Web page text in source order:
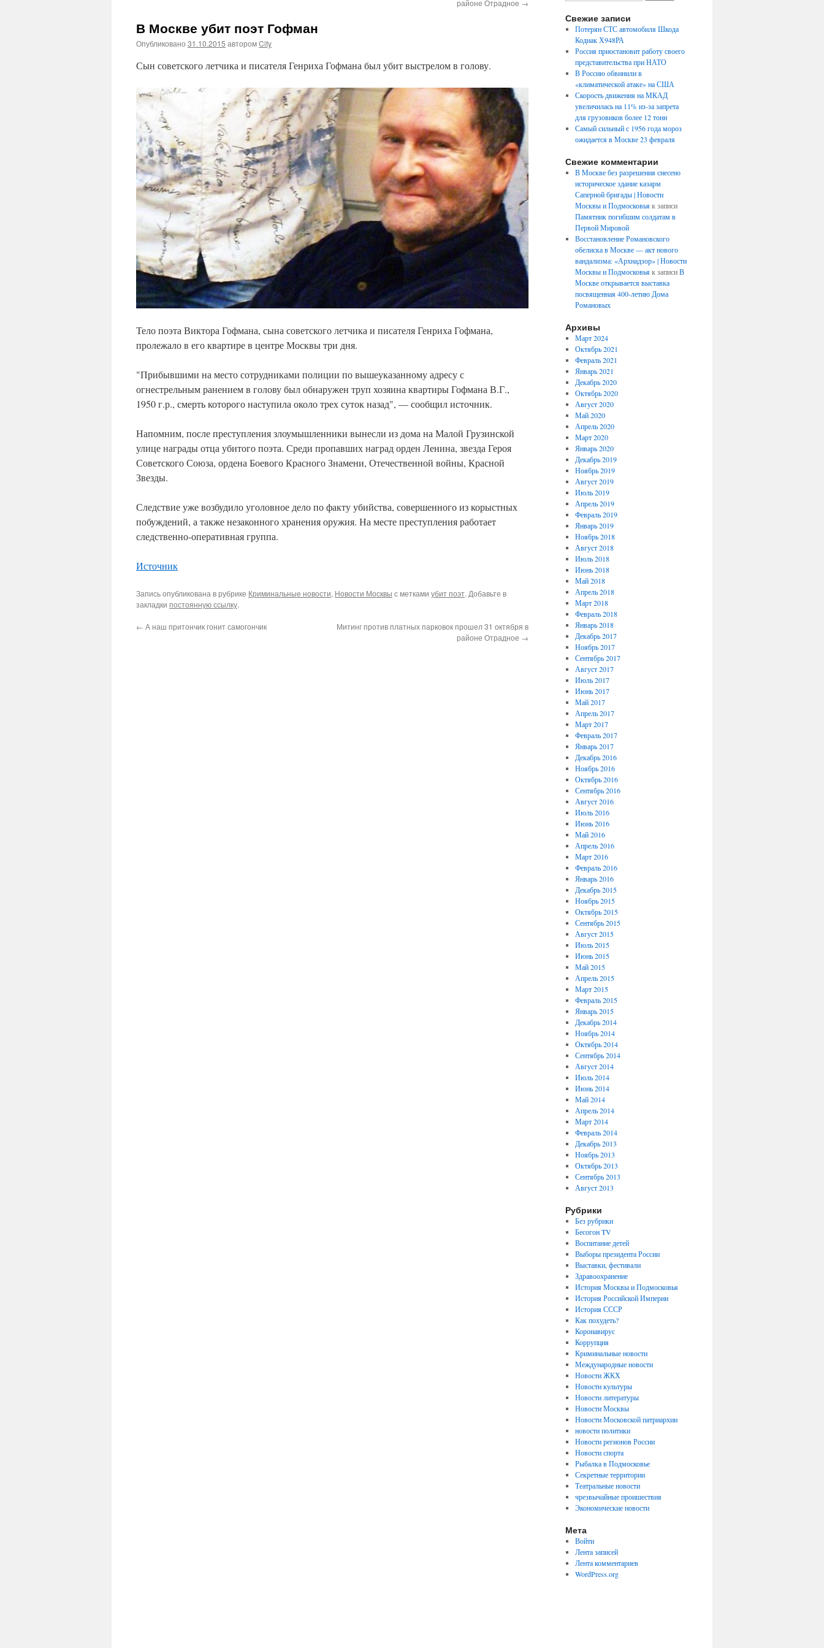
районе Отрадное →
В Москве убит поэт Гофман
Опубликовано 31.10.2015 авторомCity
Сын советского летчика и писателя Генриха Гофмана был убит выстрелом в голову.
Тело поэта Виктора Гофмана, сына советского летчика и писателя Генриха Гофмана,
пролежало в его квартире в центре Москвы три дня.
"Прибывшими на место сотрудниками полиции по вышеуказанному адресу с
огнестрельным ранением в голову был обнаружен труп хозяина квартиры Гофмана В.Г.,
1950 г.р., смерть которого наступила около трех суток назад", — сообщил источник.
Напомним, после преступления злоумышленники вынесли из дома на Малой Грузинской
улице награды отца убитого поэта. Среди пропавших наград орден Ленина, звезда Героя
Советского Союза, ордена Боевого Красного Знамени, Отечественной войны, Красной
Звезды.
Следствие уже возбудило уголовное дело по факту убийства, совершенного из корыстных
побуждений, а также незаконного хранения оружия. На месте преступления работает
следственно-оперативная группа.
Источник
Запись опубликована в рубрике Криминальные новости, Новости Москвы с метками убит поэт. Добавьте в
закладки постоянную ссылку.
← А наш притончик гонит самогончик
Митинг против платных парковок прошел 31 октября в
районе Отрадное →
Свежие записи
Потерян СТС автомобиля Шкода
Кодиак Х948РА
Россия приостановит работу своего
представительства при НАТО
В Россию обвинили в
«климатической атаке» на США
Скорость движения на МКАД
увеличилась на 11% из-за запрета
для грузовиков более 12 тонн
Самый сильный с 1956 года мороз
ожидается в Москве 23 февраля
Свежие комментарии
В Москве без разрешения снесено
историческое здание казарм
Саперной бригады | Новости
Москвы и Подмосковьяк записи
Памятник погибшим солдатам в
Первой Мировой
Восстановление Романовского
обелиска в Москве — акт нового
вандализма: «Архнадзор» | Новости
Москвы и Подмосковьяк записиВ
Москве открывается выставка
посвященная 400-летию Дома
Романовых
Архивы
Март 2024
Октябрь 2021
Февраль 2021
Январь 2021
Декабрь 2020
Октябрь 2020
Август 2020
Май 2020
Апрель 2020
Март 2020
Январь 2020
Декабрь 2019
Ноябрь 2019
Август 2019
Июль 2019
Апрель 2019
Февраль 2019
Январь 2019
Ноябрь 2018
Август 2018
Июль 2018
Июнь 2018
Май 2018
Апрель 2018
Март 2018
Февраль 2018
Январь 2018
Декабрь 2017
Ноябрь 2017
Сентябрь 2017
Август 2017
Июль 2017
Июнь 2017
Май 2017
Апрель 2017
Март 2017
Февраль 2017
Январь 2017
Декабрь 2016
Ноябрь 2016
Октябрь 2016
Сентябрь 2016
Август 2016
Июль 2016
Июнь 2016
Май 2016
Апрель 2016
Март 2016
Февраль 2016
Январь 2016
Декабрь 2015
Ноябрь 2015
Октябрь 2015
Сентябрь 2015
Август 2015
Июль 2015
Июнь 2015
Май 2015
Апрель 2015
Март 2015
Февраль 2015
Январь 2015
Декабрь 2014
Ноябрь 2014
Октябрь 2014
Сентябрь 2014
Август 2014
Июль 2014
Июнь 2014
Май 2014
Апрель 2014
Март 2014
Февраль 2014
Декабрь 2013
Ноябрь 2013
Октябрь 2013
Сентябрь 2013
Август 2013
Рубрики
Без рубрики
Бесогон TV
Воспитание детей
Выборы президента России
Выставки, фестивали
Здравоохранение
История Москвы и Подмосковья
История Российской Империи
История СССР
Как похудеть?
Коронавирус
Коррупция
Криминальные новости
Международные новости
Новости ЖКХ
Новости культуры
Новости литературы
Новости Москвы
Новости Московской патриархии
новости политики
Новости регионов России
Новости спорта
Рыбалка в Подмосковье
Секретные территории
Театральные новости
чрезвычайные проишествия
Экономические новости
Мета
Войти
Лента записей
Лента комментариев
WordPress.org